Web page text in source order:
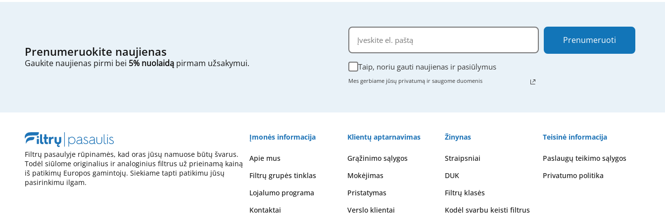
Prenumeruokite naujienas
Gaukite naujienas pirmi bei 5% nuolaidą pirmam užsakymui. Taip, noriu gauti naujienas ir pasiūlymus
Mes gerbiame jūsų privatumą ir saugome duomenis
Prenumeruoti
Filtrų pasaulyje rūpinamės, kad oras jūsų namuose būtų švarus.
Todėl siūlome originalius ir analoginius filtrus už prieinamą kainą
iš patikimų Europos gamintojų. Siekiame tapti patikimu jūsų
pasirinkimu ilgam.
Įmonės informacija
Apie mus
Filtrų grupės tinklas
Lojalumo programa
Kontaktai
Klientų aptarnavimas
Grąžinimo sąlygos
Mokėjimas
Pristatymas
Verslo klientai
Žinynas
Straipsniai
DUK
Filtrų klasės
Kodėl svarbu keisti filtrus
Teisinė informacija
Paslaugų teikimo sąlygos
Privatumo politika